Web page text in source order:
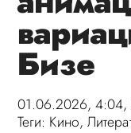
Бизе
01.06.2026, 4:04,
Теги: Кино,